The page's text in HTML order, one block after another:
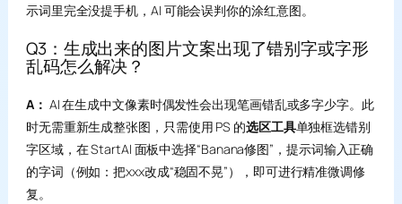
示词里完全没提手机，AI 可能会误判你的涂红意图。
Q3：生成出来的图片文案出现了错别字或字形
乱码怎么解决？
A： AI 在生成中文像素时偶发性会出现笔画错乱或多字少字。此
时无需重新生成整张图，只需使用 PS 的选区工具单独框选错别
字区域，在 StartAI 面板中选择“Banana修图”，提示词输入正确
的字词（例如：把xxx改成“稳固不晃”），即可进行精准微调修
复。